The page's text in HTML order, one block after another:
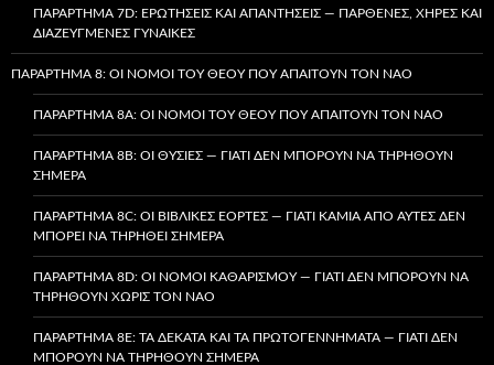
ΠΑΡΆΡΤΗΜΑ 7D: ΕΡΩΤΉΣΕΙΣ ΚΑΙ ΑΠΑΝΤΉΣΕΙΣ — ΠΑΡΘΈΝΕΣ, ΧΉΡΕΣ ΚΑΙ
ΔΙΑΖΕΥΓΜΈΝΕΣ ΓΥΝΑΊΚΕΣ
ΠΑΡΆΡΤΗΜΑ 8: ΟΙ ΝΌΜΟΙ ΤΟΥ ΘΕΟΎ ΠΟΥ ΑΠΑΙΤΟΎΝ ΤΟΝ ΝΑΌ
ΠΑΡΆΡΤΗΜΑ 8A: ΟΙ ΝΌΜΟΙ ΤΟΥ ΘΕΟΎ ΠΟΥ ΑΠΑΙΤΟΎΝ ΤΟΝ ΝΑΌ
ΠΑΡΆΡΤΗΜΑ 8B: ΟΙ ΘΥΣΊΕΣ — ΓΙΑΤΊ ΔΕΝ ΜΠΟΡΟΎΝ ΝΑ ΤΗΡΗΘΟΎΝ
ΣΉΜΕΡΑ
ΠΑΡΆΡΤΗΜΑ 8C: ΟΙ ΒΙΒΛΙΚΈΣ ΕΟΡΤΈΣ — ΓΙΑΤΊ ΚΑΜΊΑ ΑΠΌ ΑΥΤΈΣ ΔΕΝ
ΜΠΟΡΕΊ ΝΑ ΤΗΡΗΘΕΊ ΣΉΜΕΡΑ
ΠΑΡΆΡΤΗΜΑ 8D: ΟΙ ΝΌΜΟΙ ΚΑΘΑΡΙΣΜΟΎ — ΓΙΑΤΊ ΔΕΝ ΜΠΟΡΟΎΝ ΝΑ
ΤΗΡΗΘΟΎΝ ΧΩΡΊΣ ΤΟΝ ΝΑΌ
ΠΑΡΆΡΤΗΜΑ 8E: ΤΑ ΔΈΚΑΤΑ ΚΑΙ ΤΑ ΠΡΩΤΟΓΕΝΝΉΜΑΤΑ — ΓΙΑΤΊ ΔΕΝ
ΜΠΟΡΟΎΝ ΝΑ ΤΗΡΗΘΟΎΝ ΣΉΜΕΡΑ